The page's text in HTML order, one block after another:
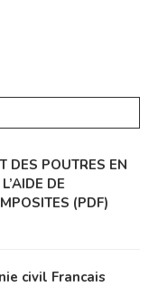
DES POUTRES EN
DE
(PDF)
civil Francais